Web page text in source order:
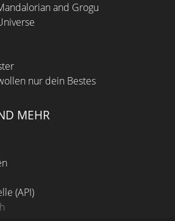
and Grogu
nur dein Bestes
MEHR
(API)